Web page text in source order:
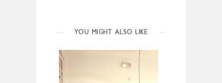
YOU MIGHT ALSO LIKE